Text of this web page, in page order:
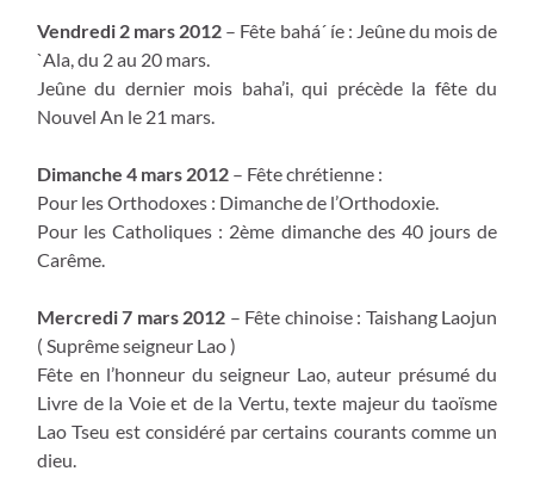
Vendredi 2 mars 2012 – Fête bahá´ íe : Jeûne du mois de
`Ala, du 2 au 20 mars.
Jeûne du dernier mois baha’i, qui précède la fête du
Nouvel An le 21 mars.
Dimanche 4 mars 2012 – Fête chrétienne :
Pour les Orthodoxes : Dimanche de l’Orthodoxie.
Pour les Catholiques : 2ème dimanche des 40 jours de
Carême.
Mercredi 7 mars 2012 – Fête chinoise : Taishang Laojun
( Suprême seigneur Lao )
Fête en l’honneur du seigneur Lao, auteur présumé du
Livre de la Voie et de la Vertu, texte majeur du taoïsme
Lao Tseu est considéré par certains courants comme un
dieu.